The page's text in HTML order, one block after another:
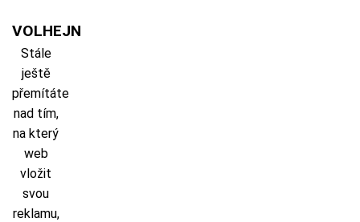
content
VOLHEJN
Stále
ještě
přemítáte
nad tím,
na který
web
vložit
svou
reklamu,